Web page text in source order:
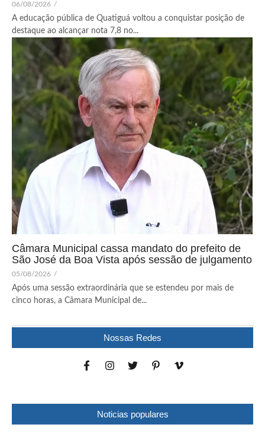
06/08/2026 /
A educação pública de Quatiguá voltou a conquistar posição de
destaque ao alcançar nota 7,8 no...
Câmara Municipal cassa mandato do prefeito de
São José da Boa Vista após sessão de julgamento
05/08/2026 /
Após uma sessão extraordinária que se estendeu por mais de
cinco horas, a Câmara Municipal de...
Nossas Redes
Noticias populares